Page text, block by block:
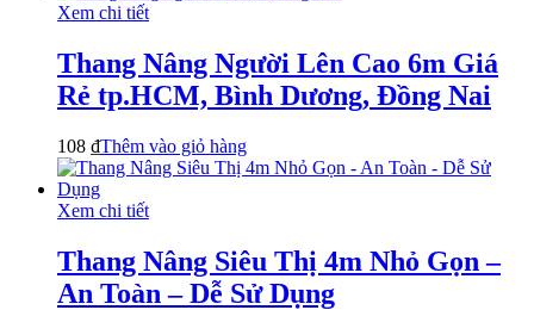
Xem chi tiết
Thang Nâng Người Lên Cao 6m Giá
Rẻ tp.HCM, Bình Dương, Đồng Nai
108 ₫Thêm vào giỏ hàng
Xem chi tiết
Thang Nâng Siêu Thị 4m Nhỏ Gọn –
An Toàn – Dễ Sử Dụng